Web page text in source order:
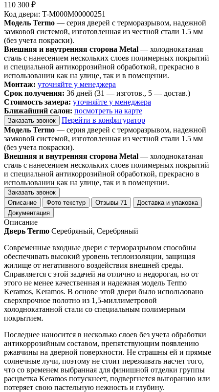
110 300 ₽
Код двери: T-M000M00000251
Модель Termo — серия дверей с терморазрывом, надежной
замковой системой, изготовленная из честной стали 1.5 мм
(без учета покраски).
Внешняя и внутренняя сторона Metal — холоднокатаная
сталь с нанесением нескольких слоев полимерных покрытий
и специальной антикоррозийной обработкой, прекрасно в
использовании как на улице, так и в помещении.
Монтаж: уточняйте у менеджера
Срок получения: 36 дней (31 — изготов., 5 — достав.)
Стоимость замера: уточняйте у менеджера
Ближайший салон: посмотреть на карте
Заказать звонок
Перейти в конфигуратор
Модель Termo — серия дверей с терморазрывом, надежной
замковой системой, изготовленная из честной стали 1.5 мм
(без учета покраски).
Внешняя и внутренняя сторона Metal — холоднокатаная
сталь с нанесением нескольких слоев полимерных покрытий
и специальной антикоррозийной обработкой, прекрасно в
использовании как на улице, так и в помещении.
Заказать звонок
Описание
Фото текстур Отзывы 71
Доставка и упаковка
Документация
Описание
Дверь Termo Серебряный, Серебряный
Современные входные двери с терморазрывом способны
обеспечивать высокий уровень теплоизоляции, защищая
жилище от негативного воздействия внешней среды.
Справляется с этой задачей на отлично и недорогая, но от
этого не менее качественная и надежная модель Termo
Keramos, Keramos. В основе этой двери было использовано
сверхпрочное полотно из 1,5-миллиметровой
холоднокатанной стали со специальным полимерным
покрытием.
Последнее наносится в несколько слоев без учета обработки
антикоррозийным составом, препятствующим появлению
ржавчины на дверной поверхности. Не страшны ей и прямые
солнечные лучи, поэтому не стоит переживать насчет того,
что со временем выбранная для финишной отделки группы
расцветка Keramos потускнеет, подвергнется выгоранию или
потеряет свою пастельную нежность и глубину.